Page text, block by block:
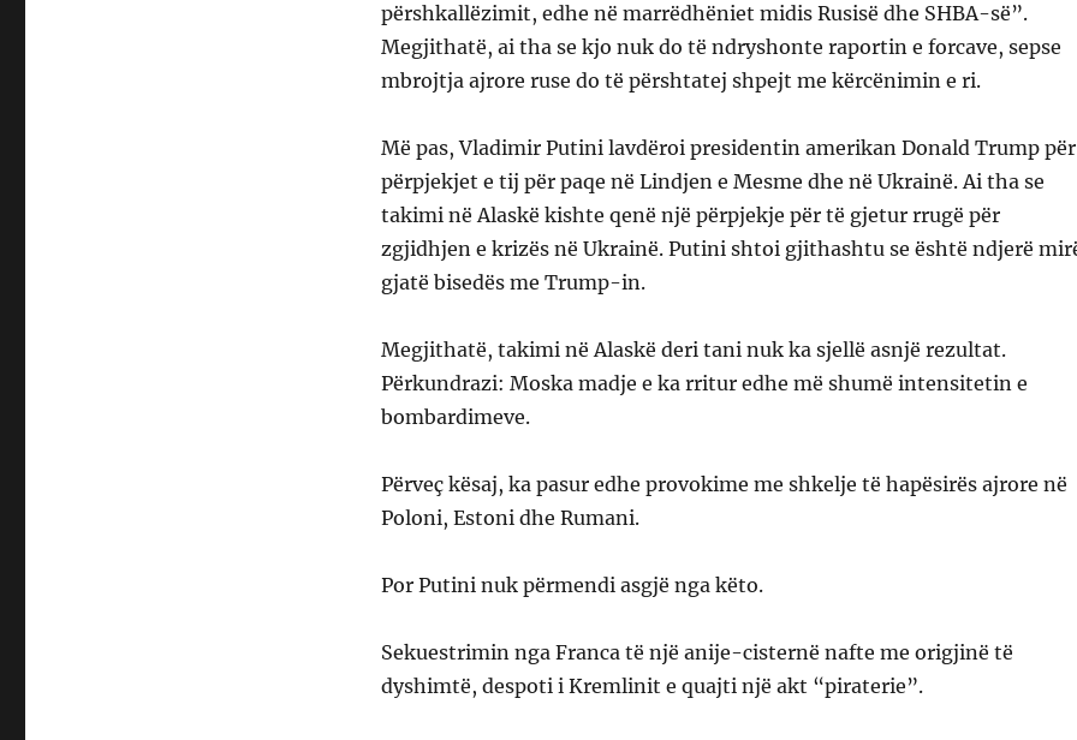
përshkallëzimit, edhe në marrëdhëniet midis Rusisë dhe SHBA-së”.
Megjithatë, ai tha se kjo nuk do të ndryshonte raportin e forcave, sepse
mbrojtja ajrore ruse do të përshtatej shpejt me kërcënimin e ri.
Më pas, Vladimir Putini lavdëroi presidentin amerikan Donald Trump për
përpjekjet e tij për paqe në Lindjen e Mesme dhe në Ukrainë. Ai tha se
takimi në Alaskë kishte qenë një përpjekje për të gjetur rrugë për
zgjidhjen e krizës në Ukrainë. Putini shtoi gjithashtu se është ndjerë
gjatë bisedës me Trump-in.
Megjithatë, takimi në Alaskë deri tani nuk ka sjellë asnjë rezultat.
Përkundrazi: Moska madje e ka rritur edhe më shumë intensitetin e
bombardimeve.
Përveç kësaj, ka pasur edhe provokime me shkelje të hapësirës ajrore në
Poloni, Estoni dhe Rumani.
Por Putini nuk përmendi asgjë nga këto.
Sekuestrimin nga Franca të një anije-cisternë nafte me origjinë të
dyshimtë, despoti i Kremlinit e quajti një akt “piraterie”.